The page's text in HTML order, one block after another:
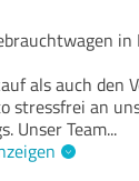
als auch den
stressfrei an
Unser Team...